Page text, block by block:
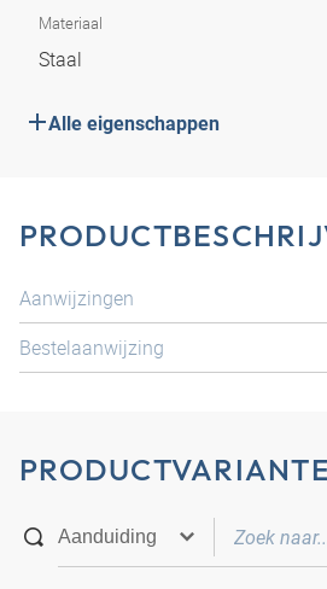
Materiaal
Staal
Alle eigenschappen
Aanwijzingen
Bestelaanwijzing